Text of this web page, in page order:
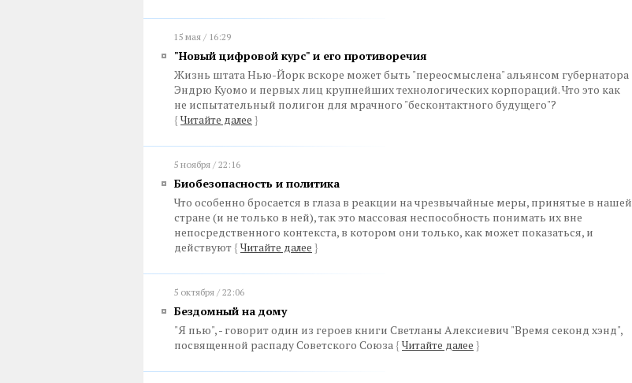
15 мая / 16:29
"Новый цифровой курс" и его противоречия
Жизнь штата Нью-Йорк вскоре может быть "переосмыслена" альянсом губернатора
Эндрю Куомо и первых лиц крупнейших технологических корпораций. Что это как
не испытательный полигон для мрачного "бесконтактного будущего"?
{ Читайте далее }
5 ноября / 22:16
Биобезопасность и политика
Что особенно бросается в глаза в реакции на чрезвычайные меры, принятые в нашей
стране (и не только в ней), так это массовая неспособность понимать их вне
непосредственного контекста, в котором они только, как может показаться, и
действуют { Читайте далее }
5 октября / 22:06
Бездомный на дому
"Я пью", - говорит один из героев книги Светланы Алексиевич "Время секонд хэнд",
посвященной распаду Советского Союза { Читайте далее }